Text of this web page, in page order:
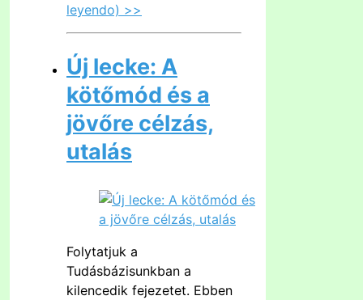
leyendo) >>
Új lecke: A
kötőmód és a
jövőre célzás,
utalás
Folytatjuk a
Tudásbázisunkban a
kilencedik fejezetet. Ebben